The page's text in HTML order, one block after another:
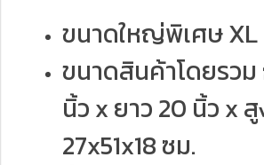
ขนาดใหญ่พิเศษ XL
ขนาดสินค้าโดยรวม
นิ้ว x ยาว 20 นิ้ว x
27x51x18 ซม.